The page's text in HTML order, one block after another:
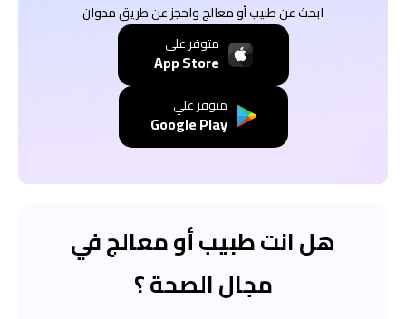
ابحث عن طبيب أو معالج واحجز عن طريق مدوان
متوفر علي
App Store
متوفر علي
Google Play
هل انت طبيب أو معالج في
مجال الصحة ؟